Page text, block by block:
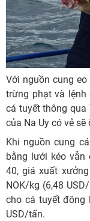
Với nguồn cung
trừng phạt và lệnh
cá tuyết thông qua
của Na Uy có vẻ
Khi nguồn cung
bằng lưới kéo
40, giá xuất
NOK/kg (6,48
cho cá tuyết đông
USD/tấn.